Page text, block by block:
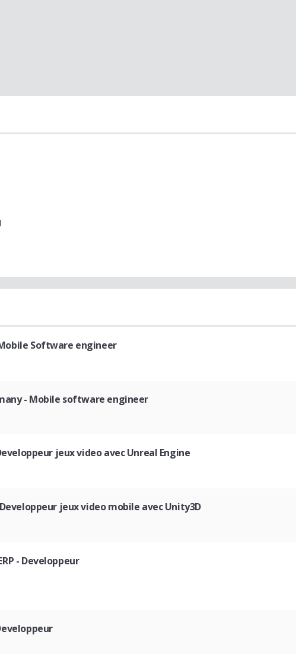
Software engineer
- Mobile software engineer
jeux video avec Unreal Engine
jeux video mobile avec Unity3D
- Developpeur